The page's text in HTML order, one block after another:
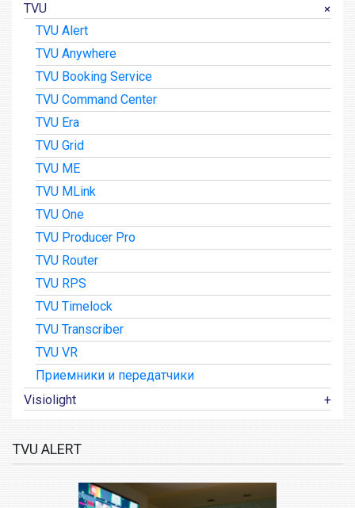
TVU
TVU Alert
TVU Anywhere
TVU Booking Service
TVU Command Center
TVU Era
TVU Grid
TVU ME
TVU MLink
TVU One
TVU Producer Pro
TVU Router
TVU RPS
TVU Timelock
TVU Transcriber
TVU VR
Приемники и передатчики
Visiolight
TVU ALERT